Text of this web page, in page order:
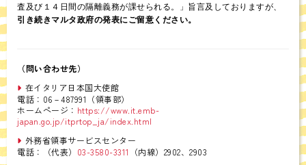
査及び１４日間の隔離義務が課せられる。」旨言及しておりますが、
引き続きマルタ政府の発表にご留意ください。
（問い合わせ先）
在イタリア日本国大使館
電話：06－487991（領事部）
ホームページ： https://www.it.emb-
japan.go.jp/itprtop_ja/index.html
外務省領事サービスセンター
電話：（代表） 03-3580-3311
（内線）2902、2903